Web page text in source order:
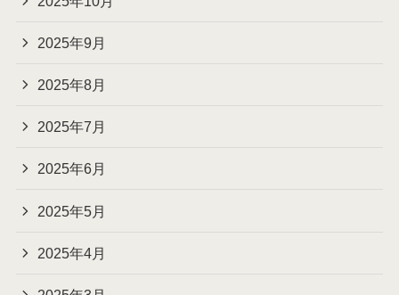
2025年9月
2025年8月
2025年7月
2025年6月
2025年5月
2025年4月